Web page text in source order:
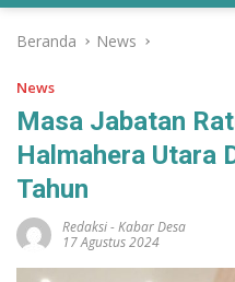
Beranda News
News
Masa Jabatan
Halmahera Utara
Tahun
Redaksi-Kabar Desa
17 Agustus 2024